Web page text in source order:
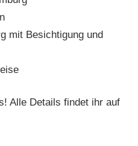
mit Besichtigung und
Alle Details findet ihr auf